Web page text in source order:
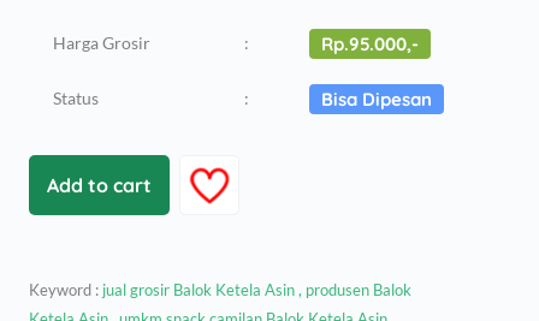
Harga Grosir : Rp.95.000,-
Status : Bisa Dipesan
Add to cart
Keyword : jual grosir Balok Ketela Asin , produsen Balok